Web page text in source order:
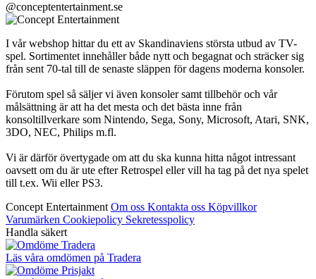
@conceptentertainment.se
I vår webshop hittar du ett av Skandinaviens största utbud av TV-
spel. Sortimentet innehåller både nytt och begagnat och sträcker sig
från sent 70-tal till de senaste släppen för dagens moderna konsoler.
Förutom spel så säljer vi även konsoler samt tillbehör och vår
målsättning är att ha det mesta och det bästa inne från
konsoltillverkare som Nintendo, Sega, Sony, Microsoft, Atari, SNK,
3DO, NEC, Philips m.fl.
Vi är därför övertygade om att du ska kunna hitta något intressant
oavsett om du är ute efter Retrospel eller vill ha tag på det nya spelet
till t.ex. Wii eller PS3.
Concept Entertainment Om oss Kontakta oss Köpvillkor
Varumärken Cookiepolicy Sekretesspolicy
Handla säkert
Läs våra omdömen på Tradera